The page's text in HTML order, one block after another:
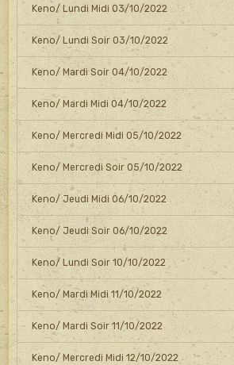
Keno/ Lundi Midi 03/10/2022
Keno/ Lundi Soir 03/10/2022
Keno/ Mardi Soir 04/10/2022
Keno/ Mardi Midi 04/10/2022
Keno/ Mercredi Midi 05/10/2022
Keno/ Mercredi Soir 05/10/2022
Keno/ Jeudi Midi 06/10/2022
Keno/ Jeudi Soir 06/10/2022
Keno/ Lundi Soir 10/10/2022
Keno/ Mardi Midi 11/10/2022
Keno/ Mardi Soir 11/10/2022
Keno/ Mercredi Midi 12/10/2022